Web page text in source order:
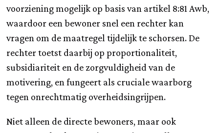
voorziening mogelijk op basis van artikel 8:81 Awb,
waardoor een bewoner snel een rechter kan
vragen om de maatregel tijdelijk te schorsen. De
rechter toetst daarbij op proportionaliteit,
subsidiariteit en de zorgvuldigheid van de
motivering, en fungeert als cruciale waarborg
tegen onrechtmatig overheidsingrijpen.
Niet alleen de directe bewoners, maar ook